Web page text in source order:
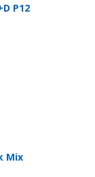
P12
Mix